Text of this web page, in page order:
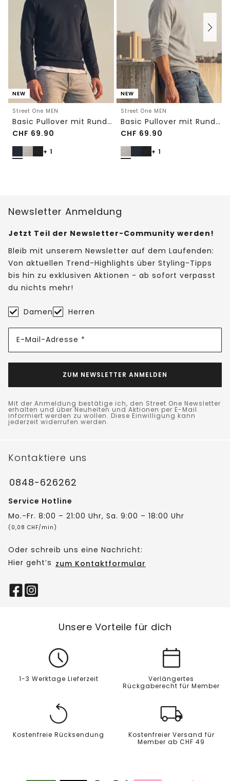
NEW
Street One MEN
Basic Pullover mit Rundhals in Unifarbe
CHF 69.90
+ 1
NEW
Street One MEN
Basic Pullover mit Rundhals in Unifarbe
CHF 69.90
+ 1
Newsletter Anmeldung
Jetzt Teil der Newsletter-Community werden!
Bleib mit unserem Newsletter auf dem Laufenden:
Von aktuellen Trend-Highlights über Styling-Tipps
bis hin zu exklusiven Aktionen - ab sofort verpasst
du nichts mehr!
Damen Herren
E-Mail-Adresse *
ZUM NEWSLETTER ANMELDEN
Mit der Anmeldung bestätige ich, den Street One Newsletter
erhalten und über Neuheiten und Aktionen per E-Mail
informiert werden zu wollen. Diese Einwilligung kann
jederzeit widerrufen werden.
Kontaktiere uns
0848-626262
Service Hotline
Mo.-Fr. 8:00 – 21:00 Uhr, Sa. 9:00 – 18:00 Uhr
(0,08 CHF/min)
Oder schreib uns eine Nachricht:
Hier geht’s zum Kontaktformular
Unsere Vorteile für dich
1-3 Werktage Lieferzeit
Verlängertes
Rückgaberecht für Member
Kostenfreie Rücksendung
Kostenfreier Versand für
Member ab CHF 49